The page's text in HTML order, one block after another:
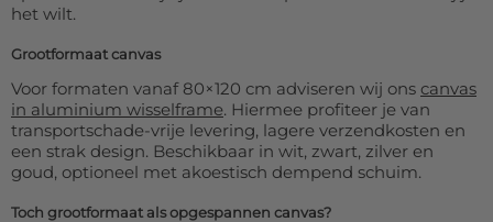
het wilt.
Grootformaat canvas
Voor formaten vanaf 80×120 cm adviseren wij ons canvas
in aluminium wisselframe. Hiermee profiteer je van
transportschade-vrije levering, lagere verzendkosten en
een strak design. Beschikbaar in wit, zwart, zilver en
goud, optioneel met akoestisch dempend schuim.
Toch grootformaat als opgespannen canvas?